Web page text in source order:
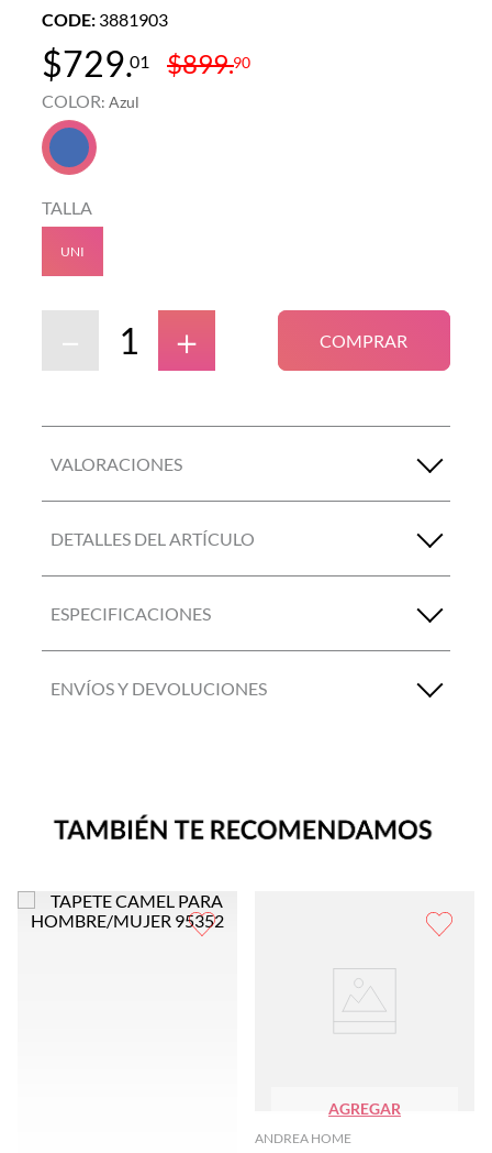
CODE: 3881903
$729.01 $899.90
COLOR: Azul
TALLA
UNI
＋
－ COMPRAR
VALORACIONES
DETALLES DEL ARTÍCULO
ESPECIFICACIONES
ENVÍOS Y DEVOLUCIONES
AGREGAR
ANDREA HOME